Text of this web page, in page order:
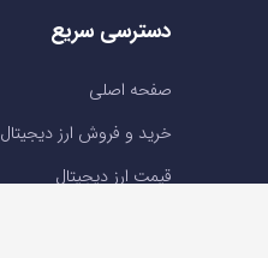
دسترسی سریع
صفحه اصلی
خرید و فروش ارز دیجیتال
قیمت ارز دیجیتال